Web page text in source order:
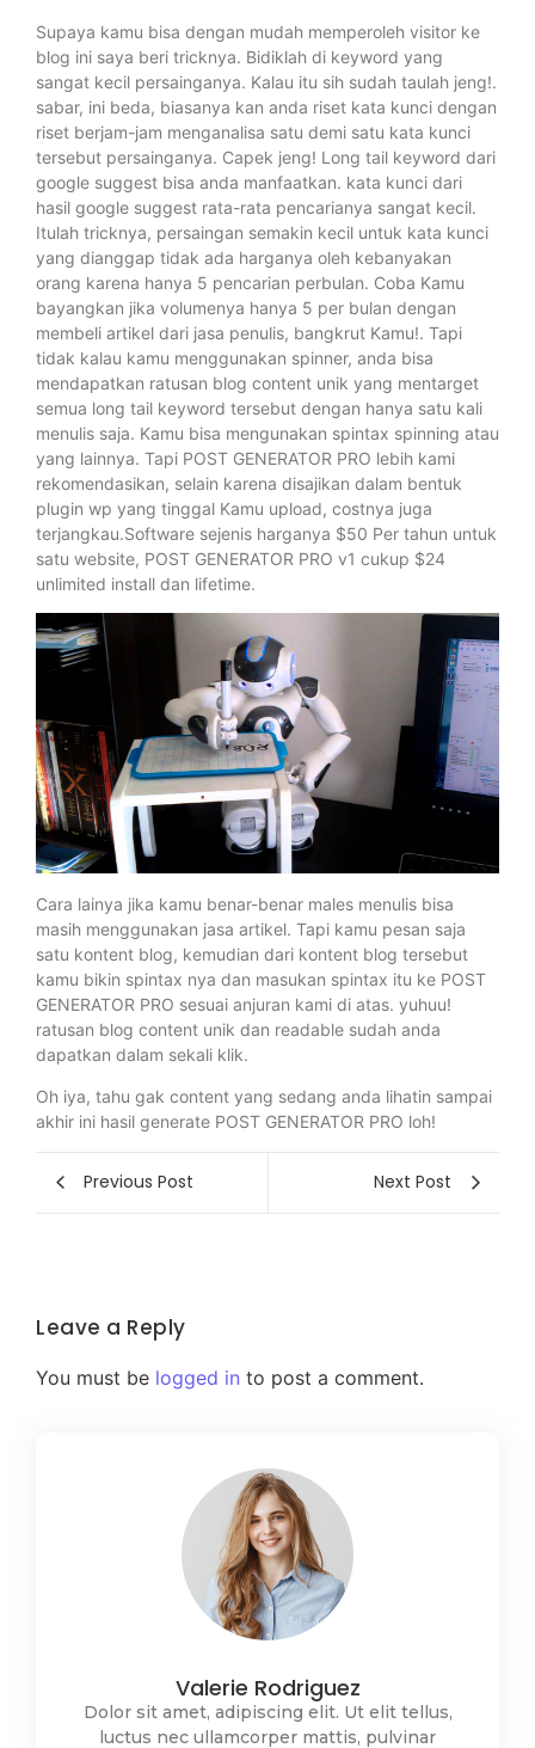
Supaya kamu bisa dengan mudah memperoleh visitor ke
blog ini saya beri tricknya. Bidiklah di keyword yang
sangat kecil persainganya. Kalau itu sih sudah taulah jeng!.
sabar, ini beda, biasanya kan anda riset kata kunci dengan
riset berjam-jam menganalisa satu demi satu kata kunci
tersebut persainganya. Capek jeng! Long tail keyword dari
google suggest bisa anda manfaatkan. kata kunci dari
hasil google suggest rata-rata pencarianya sangat kecil.
Itulah tricknya, persaingan semakin kecil untuk kata kunci
yang dianggap tidak ada harganya oleh kebanyakan
orang karena hanya 5 pencarian perbulan. Coba Kamu
bayangkan jika volumenya hanya 5 per bulan dengan
membeli artikel dari jasa penulis, bangkrut Kamu!. Tapi
tidak kalau kamu menggunakan spinner, anda bisa
mendapatkan ratusan blog content unik yang mentarget
semua long tail keyword tersebut dengan hanya satu kali
menulis saja. Kamu bisa mengunakan spintax spinning atau
yang lainnya. Tapi POST GENERATOR PRO lebih kami
rekomendasikan, selain karena disajikan dalam bentuk
plugin wp yang tinggal Kamu upload, costnya juga
terjangkau.Software sejenis harganya $50 Per tahun untuk
satu website, POST GENERATOR PRO v1 cukup $24
unlimited install dan lifetime.
Cara lainya jika kamu benar-benar males menulis bisa
masih menggunakan jasa artikel. Tapi kamu pesan saja
satu kontent blog, kemudian dari kontent blog tersebut
kamu bikin spintax nya dan masukan spintax itu ke POST
GENERATOR PRO sesuai anjuran kami di atas. yuhuu!
ratusan blog content unik dan readable sudah anda
dapatkan dalam sekali klik.
Oh iya, tahu gak content yang sedang anda lihatin sampai
akhir ini hasil generate POST GENERATOR PRO loh!
Previous Post Next Post
Leave a Reply
You must be logged in to post a comment.
Valerie Rodriguez
Dolor sit amet, adipiscing elit. Ut elit tellus,
luctus nec ullamcorper mattis, pulvinar